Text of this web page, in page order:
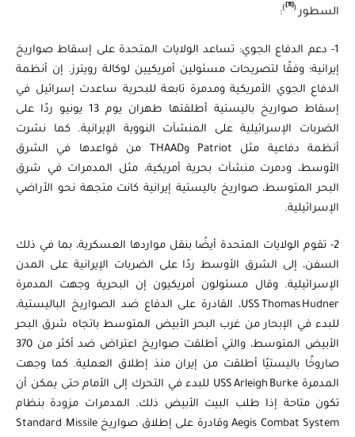
السطور(
)
1- دعم الدفاع الجوي: تساعد الولايات المتحدة على إسقاط صواريخ
إيرانية؛ وفقًا لتصريحات مسئولين أمريكيين لوكالة رويترز. إن أنظمة
الدفاع الجوي الأمريكية ومدمرة تابعة للبحرية ساعدت إسرائيل في
إسقاط صواريخ باليستية أطلقتها طهران يوم 13 يونيو ردًا على
الضربات الإسرائيلية على المنشآت النووية الإيرانية. كما نشرت
أنظمة دفاعية مثل Patriot وTHAAD من قواعدها في الشرق
الأوسط، ودمرت منشآت بحرية أمريكية، مثل المدمرات في شرق
البحر المتوسط، صواريخ باليستية إيرانية كانت متجهة نحو الأراضي
الإسرائيلية.
2- تقوم الولايات المتحدة أيضًا بنقل مواردها العسكرية، بما في ذلك
السفن، إلى الشرق الأوسط ردًا على الضربات الإيرانية على المدن
الإسرائيلية. وقال مسئولون أمريكيون إن البحرية وجهت المدمرة
USS Thomas Hudner، القادرة على الدفاع ضد الصواريخ الباليستية،
للبدء في الإبحار من غرب البحر الأبيض المتوسط ​​باتجاه شرق البحر
الأبيض المتوسط، والتي أطلقت صواريخ اعتراض ضد أكثر من 370
صاروخًا باليستيًا أطلقت من إيران منذ إطلاق العملية. كما وجهت
المدمرة USS Arleigh Burke للبدء في التحرك إلى الأمام حتى يمكن أن
تكون متاحة إذا طلب البيت الأبيض ذلك. المدمرات مزودة بنظام
Aegis Combat System وقادرة على إطلاق صواريخ Standard Missile